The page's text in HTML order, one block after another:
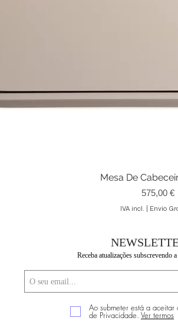
Visualização
Mesa De
Preço
575,00 €
IVA incl. Envio
Receba atualizações subscrevendo
Ao submeter está a aceitar
de Privacidade. Ver termos